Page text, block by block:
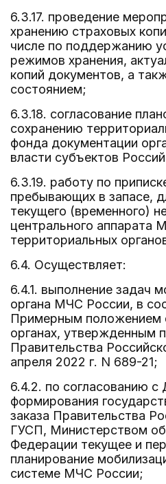
6.3.17. проведение
хранению страховых
числе по поддержанию
режимов хранения,
копий документов, а
состоянием;
6.3.18. согласование
сохранению
фонда документации
власти субъектов
6.3.19. работу по
пребывающих в запасе,
текущего (временного)
центрального аппарата
территориальных
6.4. Осуществляет:
6.4.1. выполнение задач
органа МЧС России, в
Примерным положением
органах, утвержденным
Правительства
апреля 2022 г. N 689-21;
6.4.2. по согласованию
формирования
заказа Правительства
ГУСП, Министерством
Федерации текущее и
планирование
системе МЧС России;